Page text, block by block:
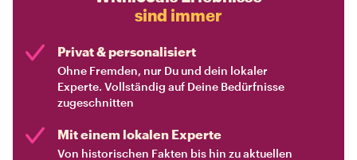
sind immer
Privat & personalisiert
Ohne Fremden, nur Du und dein lokaler
Experte. Vollständig auf Deine Bedürfnisse
zugeschnitten
Mit einem lokalen Experte
Von historischen Fakten bis hin zu aktuellen